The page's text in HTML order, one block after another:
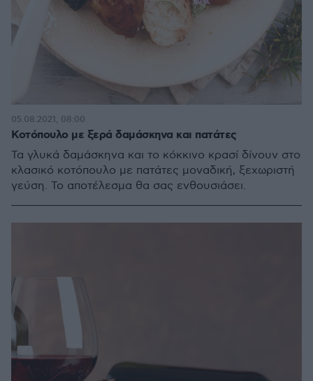
Κοτόπουλο με ξερά δαμάσκηνα και πατάτες
Τα γλυκά δαμάσκηνα και το κόκκινο κρασί δίνουν στο
κλασικό κοτόπουλο με πατάτες μοναδική, ξεχωριστή
γεύση. Το αποτέλεσμα θα σας ενθουσιάσει.
05.08.2021, 08:00